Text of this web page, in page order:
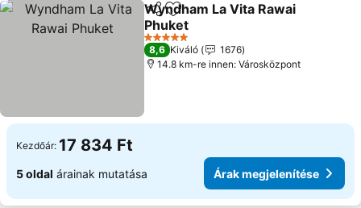
Megosztás
Hozzáadás a kedvencekhez
Wyndham La Vita Rawai
Phuket
Árak megjelenítése
5 Kategória
8,6 Kiváló
1676
14.8 km-re innen: Városközpont
Kezdőár: 17 834 Ft
5 oldal árainak mutatása Árak megjelenítése